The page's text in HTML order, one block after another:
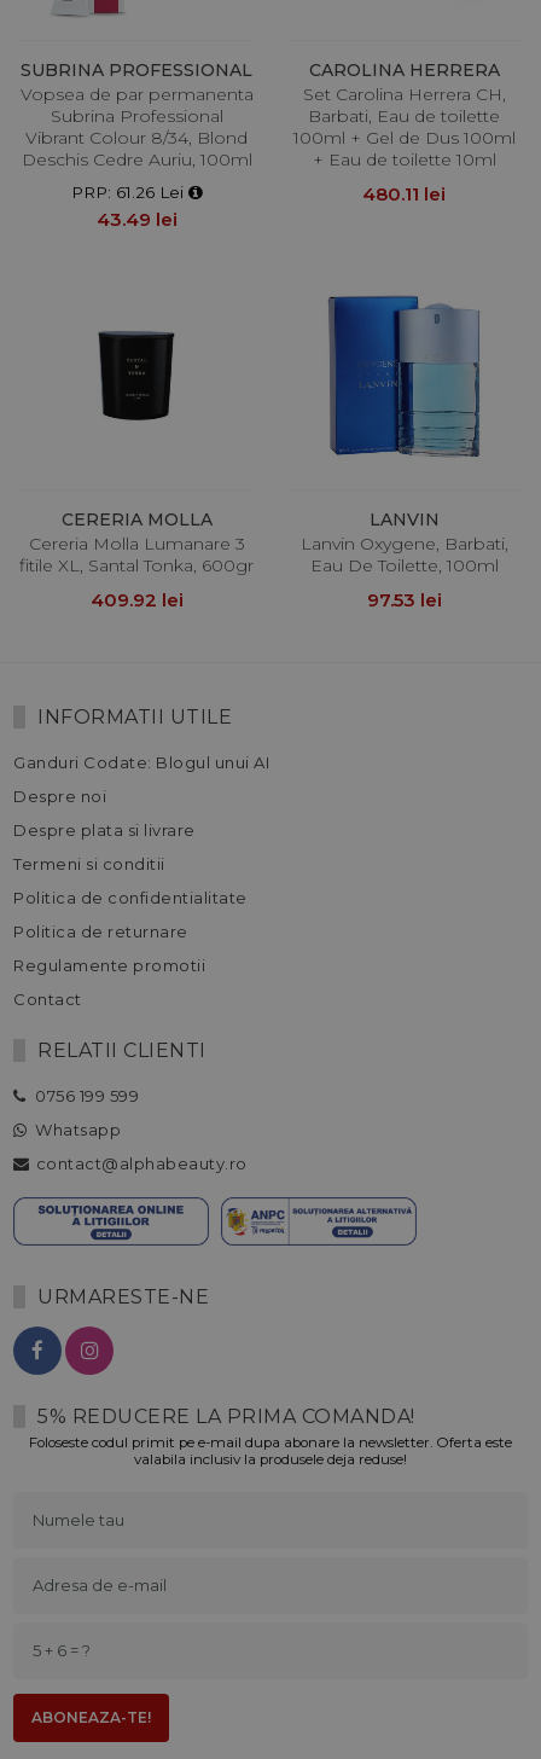
SUBRINA PROFESSIONAL
Vopsea de par permanenta
Subrina Professional
Vibrant Colour 8/34, Blond
Deschis Cedre Auriu, 100ml
PRP: 61.26 Lei
43.49 lei
CAROLINA HERRERA
Set Carolina Herrera CH,
Barbati, Eau de toilette
100ml + Gel de Dus 100ml
+ Eau de toilette 10ml
480.11 lei
CERERIA MOLLA
Cereria Molla Lumanare 3
fitile XL, Santal Tonka, 600gr
409.92 lei
LANVIN
Lanvin Oxygene, Barbati,
Eau De Toilette, 100ml
97.53 lei
INFORMATII UTILE
Ganduri Codate: Blogul unui AI
Despre noi
Despre plata si livrare
Termeni si conditii
Politica de confidentialitate
Politica de returnare
Regulamente promotii
Contact
RELATII CLIENTI
0756 199 599
Whatsapp
contact@alphabeauty.ro
URMARESTE-NE
5% REDUCERE LA PRIMA COMANDA!
Foloseste codul primit pe e-mail dupa abonare la newsletter. Oferta este
valabila inclusiv la produsele deja reduse!